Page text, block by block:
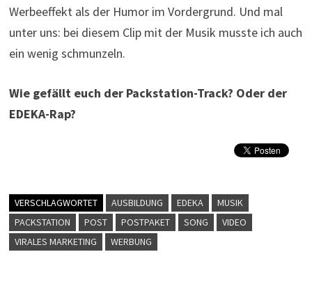
Werbeeffekt als der Humor im Vordergrund. Und mal
unter uns: bei diesem Clip mit der Musik musste ich auch
ein wenig schmunzeln.
Wie gefällt euch der Packstation-Track? Oder der
EDEKA-Rap?
VERSCHLAGWORTET AUSBILDUNG EDEKA
MUSIK
PACKSTATION
POST POSTPAKET SONG
VIDEO
VIRALES MARKETING
WERBUNG